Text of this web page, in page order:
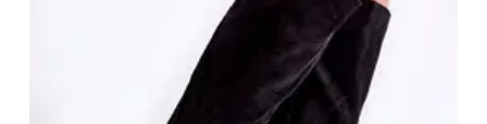
gyvūnų tema
Užtrauktukas